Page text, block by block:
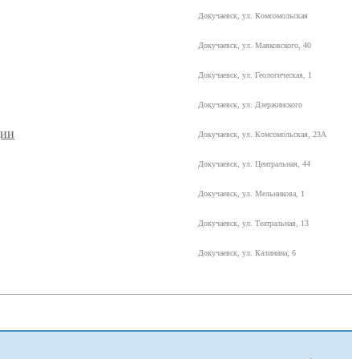
Докучаевск, ул. Комсомольская
Докучаевск, ул. Маяковского, 40
Докучаевск, ул. Геологическая, 1
Докучаевск, ул. Дзержинского
Докучаевск, ул. Комсомольская, 23А
Докучаевск, ул. Центральная, 44
Докучаевск, ул. Мельникова, 1
Докучаевск, ул. Театральная, 13
Докучаевск, ул. Калинина, 6